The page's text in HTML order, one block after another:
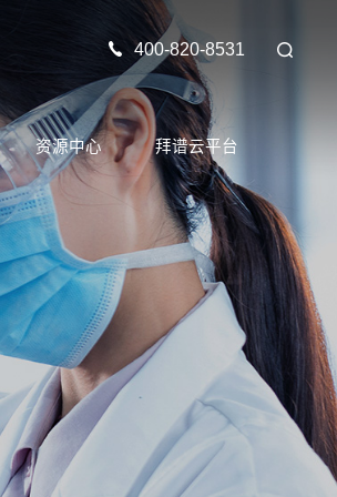
400-820-8531
资源中心 拜谱云平台